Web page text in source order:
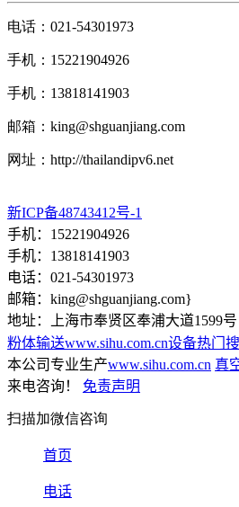
电话：021-54301973
手机：15221904926
手机：13818141903
邮箱： king@shguanjiang.com
网址：http://thailandipv6.net
新ICP备48743412号-1
手机：15221904926
手机：13818141903
电话：021-54301973
邮箱： king@shguanjiang.com}
地址：上海市奉贤区奉浦大道1599号
粉体输送www.sihu.com.cn设备热门
本公司专业生产www.sihu.com.cn 真
来电咨询！ 免责声明
扫描加微信咨询
首页
电话